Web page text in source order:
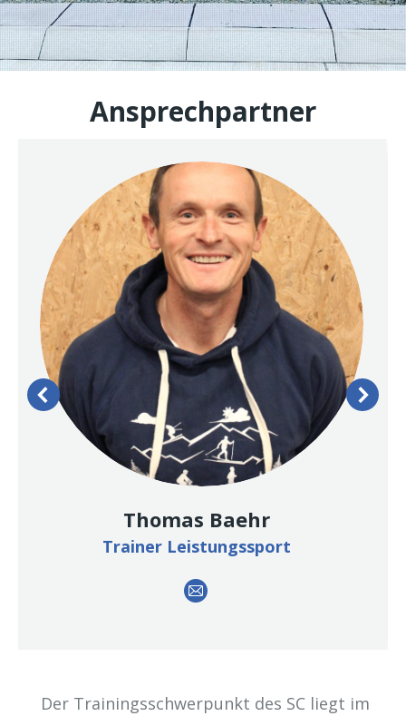
Ansprechpartner
Thomas Baehr
Trainer Leistungssport
E-
Der Trainingsschwerpunkt des SC liegt im